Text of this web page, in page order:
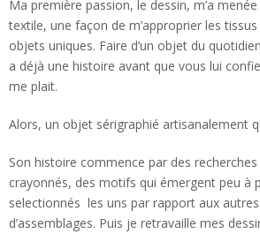
Ma première passion, le dessin, m’a menée
textile, une façon de m’approprier les
objets uniques. Faire d’un objet du
a déjà une histoire avant que vous lui
me plait.
Alors, un objet sérigraphié artisanalement
Son histoire commence par des
crayonnés, des motifs qui émergent peu à
selectionnés les uns par rapport aux
d’assemblages. Puis je retravaille mes